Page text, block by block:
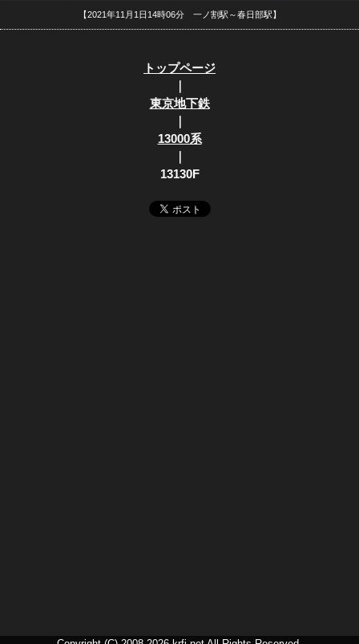
【2021年11月1日14時06分 一ノ割駅～春日部駅】
トップページ
｜
東京地下鉄
｜
13000系
｜
13130F